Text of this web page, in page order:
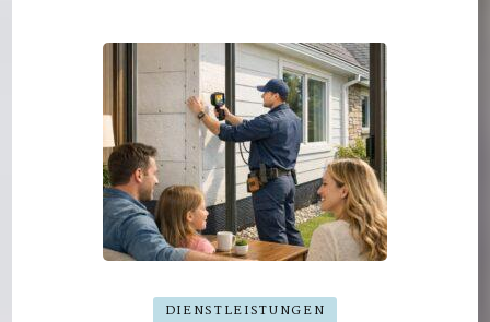
DIENSTLEISTUNGEN